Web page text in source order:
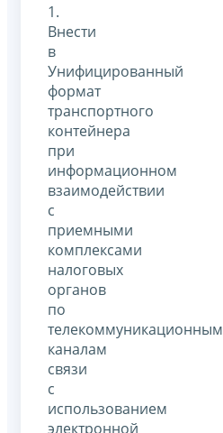
1.
Внести
в
Унифицированный
формат
транспортного
контейнера
при
информационном
взаимодействии
с
приемными
комплексами
налоговых
органов
по
телекоммуникационным
каналам
связи
с
использованием
электронной